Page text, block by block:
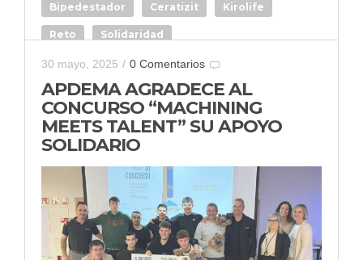
Bipedestador Ceratizit Kirolife
Reto Solidaridad
30 mayo, 2025 / 0 Comentarios
APDEMA AGRADECE AL
CONCURSO “MACHINING
MEETS TALENT” SU APOYO
SOLIDARIO